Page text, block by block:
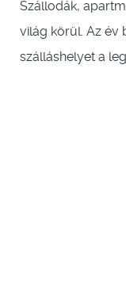
Szállodák,
világ körül. Az év
szálláshelyet a